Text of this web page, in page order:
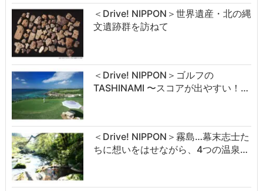
＜Drive! NIPPON＞世界遺産・北の縄
文遺跡群を訪ねて
＜Drive! NIPPON＞ゴルフの
TASHINAMI 〜スコアが出やすい！…
＜Drive! NIPPON＞霧島…幕末志士た
ちに想いをはせながら、4つの温泉…